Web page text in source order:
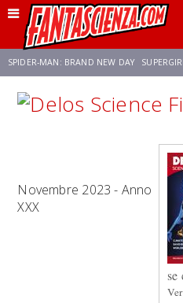
SPIDER-MAN: BRAND NEW DAY
FRANCO RICCIARDIELLO ZENDAYA
CELIA ROSE
se
Novembre 2023 - Anno
XXX